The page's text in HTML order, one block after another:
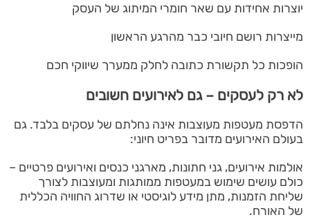
יוצרות אחידות עם שאר חומרי המיתוג של העסק
מייצרות רושם חיובי כבר מהרגע הראשון
הופכות כל תקשורת כתובה לחלק ממערך שיווקי חכם
לא רק לעסקים – גם לאירועים חשובים
הדפסת מעטפות מעוצבות אינה נחלתם של עסקים בלבד. גם
בעולם האירועים מדובר בפריט חיוני:
אולמות אירועים, גני חתונות, מארגני כנסים ואירועים פרטיים –
כולם עושים שימוש במעטפות ממותגות ומעוצבות לצורך
שליחת הזמנות, מתן מידע לוגיסטי או שדרוג החוויה הכללית
של האורח.